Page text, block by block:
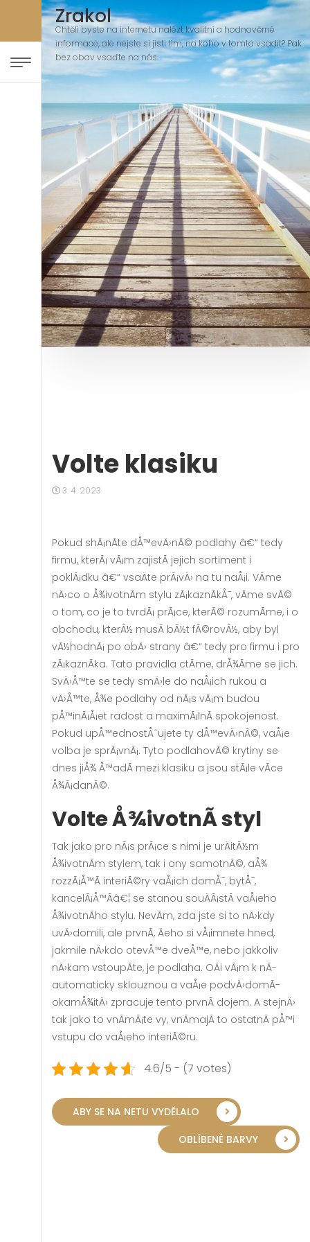
Zrakol
Chtěli byste na internetu nalézt kvalitní a hodnověrné
informace, ale nejste si jisti tím, na koho v tomto vsadit? Pak
bez obav vsaďte na nás.
Volte klasiku
3. 4. 2023
Pokud shÃ¡nÃ­te dÅ™evÄ›nÃ© podlahy â€“ tedy
firmu, kterÃ¡ vÃ¡m zajistÃ­ jejich sortiment i
poklÃ¡dku â€“ vsaÄte prÃ¡vÄ› na tu naÅ¡i. VÃ­me
nÄ›co o Å¾ivotnÃ­m stylu zÃ¡kaznÃ­kÅ¯, vÃ­me svÃ©
o tom, co je to tvrdÃ¡ prÃ¡ce, kterÃ© rozumÃ­me, i o
obchodu, kterÃ½ musÃ­ bÃ½t fÃ©rovÃ½, aby byl
vÃ½hodnÃ¡ po obÄ› strany â€“ tedy pro firmu i pro
zÃ¡kaznÃ­ka. Tato pravidla ctÃ­me, drÅ¾Ã­me se jich.
SvÄ›Å™te se tedy smÄ›le do naÅ¡ich rukou a
vÄ›Å™te, Å¾e podlahy od nÃ¡s vÃ¡m budou
pÅ™inÃ¡Å¡et radost a maximÃ¡lnÃ­ spokojenost.
Pokud upÅ™ednostÅˆujete ty dÅ™evÄ›nÃ©, vaÅ¡e
volba je sprÃ¡vnÃ¡. Tyto podlahovÃ© krytiny se
dnes jiÅ¾ Å™adÃ­ mezi klasiku a jsou stÃ¡le vÃ­ce
Å¾Ã¡danÃ©.
Volte Å¾ivotnÃ­ styl
Tak jako pro nÃ¡s prÃ¡ce s nimi je urÄitÃ½m
Å¾ivotnÃ­m stylem, tak i ony samotnÃ©, aÅ¾
rozzÃ¡Å™Ã­ interiÃ©ry vaÅ¡ich domÅ¯, bytÅ¯,
kancelÃ¡Å™Ã­â€¦ se stanou souÄÃ¡stÃ­ vaÅ¡eho
Å¾ivotnÃ­ho stylu. NevÃ­m, zda jste si to nÄ›kdy
uvÄ›domili, ale prvnÃ­, Äeho si vÅ¡imnete hned,
jakmile nÄ›kdo otevÅ™e dveÅ™e, nebo jakkoliv
nÄ›kam vstoupÃ­te, je podlaha. OÄi vÃ¡m k nÃ­
automaticky sklouznou a vaÅ¡e podvÄ›domÃ­
okamÅ¾itÄ› zpracuje tento prvnÃ­ dojem. A stejnÄ›
tak jako to vnÃ­mÃ¡te vy, vnÃ­majÃ­ to ostatnÃ­ pÅ™i
vstupu do vaÅ¡eho interiÃ©ru.
4.6/5 - (7 votes)
ABY SE NA NETU VYDĚLALO
OBLÍBENÉ BARVY